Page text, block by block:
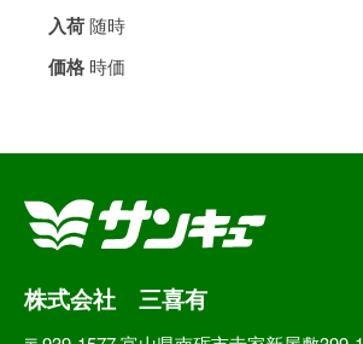
入荷随時
価格時価
株式会社 三喜有